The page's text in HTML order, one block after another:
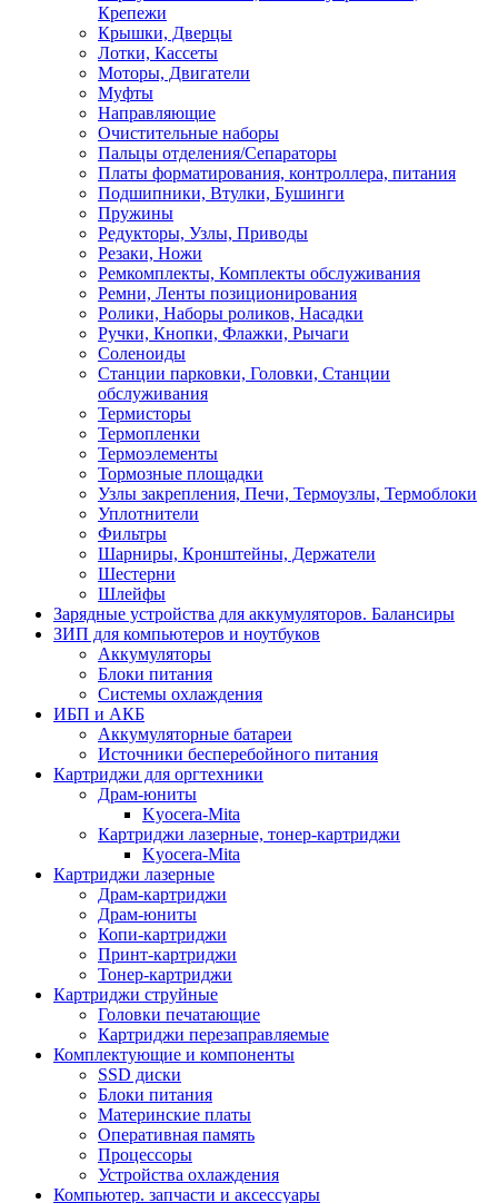
Крепежи
Крышки, Дверцы
Лотки, Кассеты
Моторы, Двигатели
Муфты
Направляющие
Очистительные наборы
Пальцы отделения/Сепараторы
Платы форматирования, контроллера, питания
Подшипники, Втулки, Бушинги
Пружины
Редукторы, Узлы, Приводы
Резаки, Ножи
Ремкомплекты, Комплекты обслуживания
Ремни, Ленты позиционирования
Ролики, Наборы роликов, Насадки
Ручки, Кнопки, Флажки, Рычаги
Соленоиды
Станции парковки, Головки, Станции
обслуживания
Термисторы
Термопленки
Термоэлементы
Тормозные площадки
Узлы закрепления, Печи, Термоузлы, Термоблоки
Уплотнители
Фильтры
Шарниры, Кронштейны, Держатели
Шестерни
Шлейфы
Зарядные устройства для аккумуляторов. Балансиры
ЗИП для компьютеров и ноутбуков
Аккумуляторы
Блоки питания
Системы охлаждения
ИБП и АКБ
Аккумуляторные батареи
Источники бесперебойного питания
Картриджи для оргтехники
Драм-юниты
Kyocera-Mita
Картриджи лазерные, тонер-картриджи
Kyocera-Mita
Картриджи лазерные
Драм-картриджи
Драм-юниты
Копи-картриджи
Принт-картриджи
Тонер-картриджи
Картриджи струйные
Головки печатающие
Картриджи перезаправляемые
Комплектующие и компоненты
SSD диски
Блоки питания
Материнские платы
Оперативная память
Процессоры
Устройства охлаждения
Компьютер. запчасти и аксессуары